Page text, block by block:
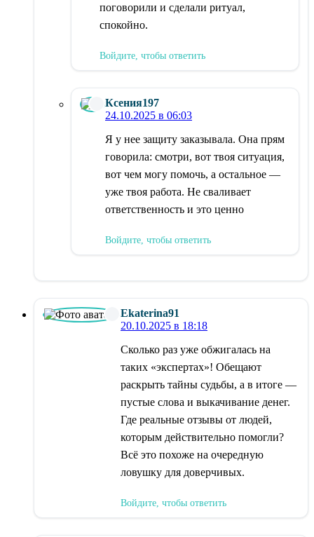
поговорили и сделали ритуал,
спокойно.
Войдите, чтобы ответить
Ксения197
24.10.2025 в 06:03
Я у нее защиту заказывала. Она прям
говорила: смотри, вот твоя ситуация,
вот чем могу помочь, а остальное —
уже твоя работа. Не сваливает
ответственность и это ценно
Войдите, чтобы ответить
Ekaterina91
20.10.2025 в 18:18
Сколько раз уже обжигалась на
таких «экспертах»! Обещают
раскрыть тайны судьбы, а в итоге —
пустые слова и выкачивание денег.
Где реальные отзывы от людей,
которым действительно помогли?
Всё это похоже на очередную
ловушку для доверчивых.
Войдите, чтобы ответить